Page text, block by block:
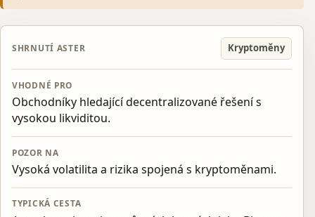
SHRNUTÍ ASTER Kryptoměny
VHODNÉ PRO
Obchodníky hledající decentralizované řešení s
vysokou likviditou.
POZOR NA
Vysoká volatilita a rizika spojená s kryptoměnami.
TYPICKÁ CESTA